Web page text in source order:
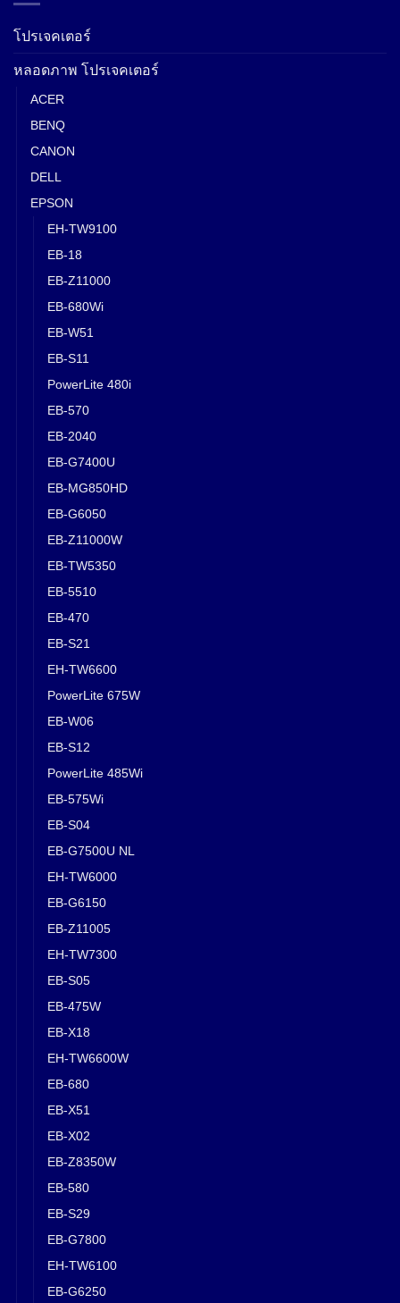
โปรเจคเตอร์
หลอดภาพ โปรเจคเตอร์
ACER
BENQ
CANON
DELL
EPSON
EH-TW9100
EB-18
EB-Z11000
EB-680Wi
EB-W51
EB-S11
PowerLite 480i
EB-570
EB-2040
EB-G7400U
EB-MG850HD
EB-G6050
EB-Z11000W
EB-TW5350
EB-5510
EB-470
EB-S21
EH-TW6600
PowerLite 675W
EB-W06
EB-S12
PowerLite 485Wi
EB-575Wi
EB-S04
EB-G7500U NL
EH-TW6000
EB-G6150
EB-Z11005
EH-TW7300
EB-S05
EB-475W
EB-X18
EH-TW6600W
EB-680
EB-X51
EB-X02
EB-Z8350W
EB-580
EB-S29
EB-G7800
EH-TW6100
EB-G6250